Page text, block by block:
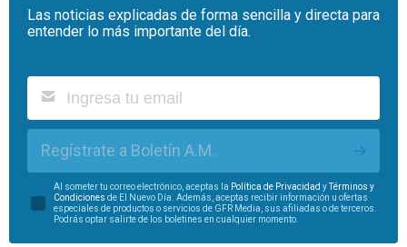
Las noticias explicadas de forma sencilla y directa para
entender lo más importante del día.
Regístrate a Boletín A.M.
Al someter tu correo electrónico, aceptas la Política de Privacidad yTérminos y
Condiciones de El Nuevo Día. Además, aceptas recibir información u ofertas
especiales de productos o servicios de GFR Media, sus afiliadas o de terceros.
Podrás optar salirte de los boletines en cualquier momento.